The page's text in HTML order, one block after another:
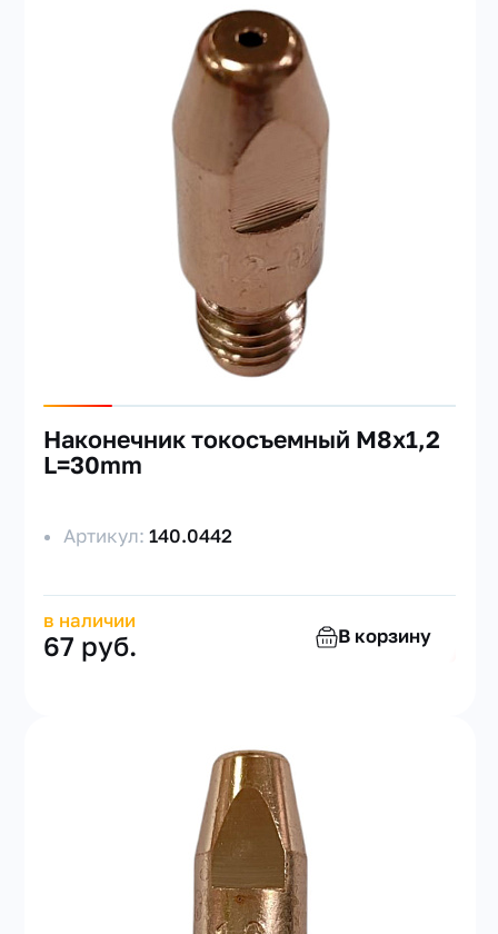
Наконечник токосъемный M8х1,2
L=30mm
Артикул:140.0442
в наличии
67 руб. В корзину